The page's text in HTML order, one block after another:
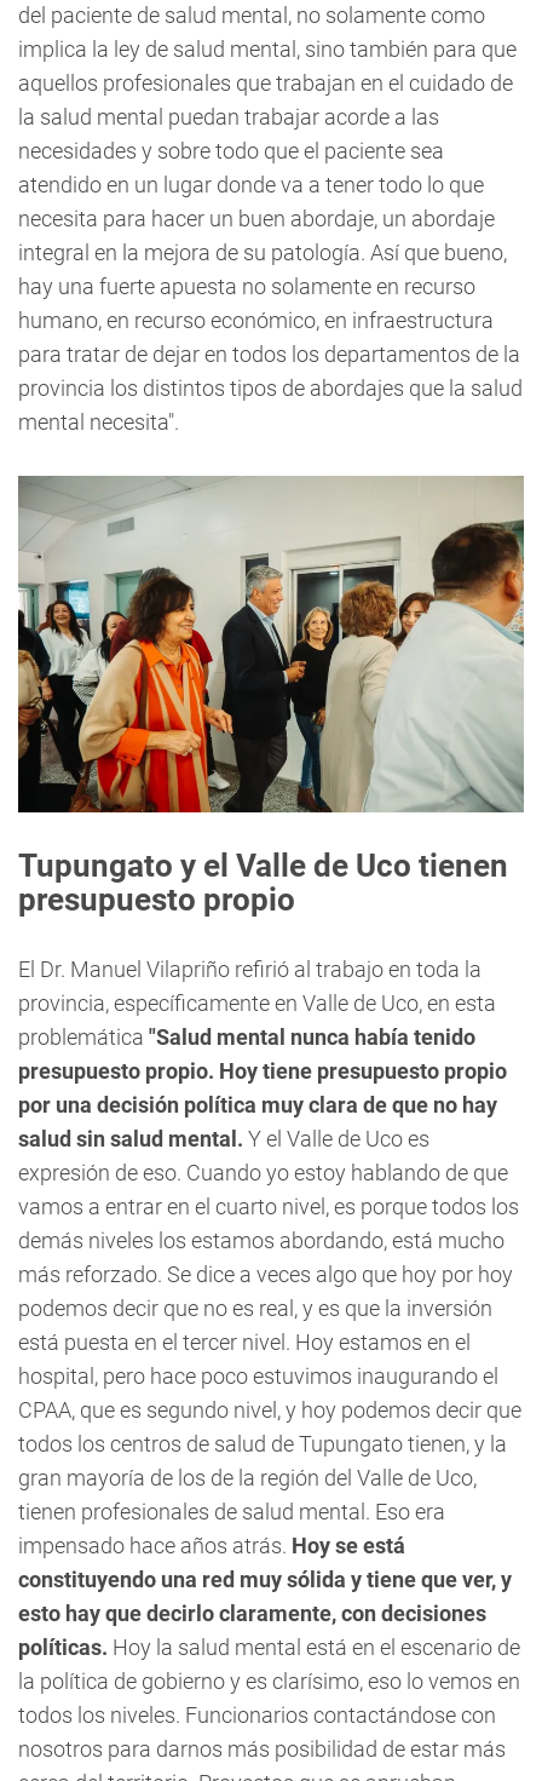
del paciente de salud mental, no solamente como
implica la ley de salud mental, sino también para que
aquellos profesionales que trabajan en el cuidado de
la salud mental puedan trabajar acorde a las
necesidades y sobre todo que el paciente sea
atendido en un lugar donde va a tener todo lo que
necesita para hacer un buen abordaje, un abordaje
integral en la mejora de su patología. Así que bueno,
hay una fuerte apuesta no solamente en recurso
humano, en recurso económico, en infraestructura
para tratar de dejar en todos los departamentos de la
provincia los distintos tipos de abordajes que la salud
mental necesita".
Tupungato y el Valle de Uco tienen
presupuesto propio
El Dr. Manuel Vilapriño refirió al trabajo en toda la
provincia, específicamente en Valle de Uco, en esta
problemática "Salud mental nunca había tenido
presupuesto propio. Hoy tiene presupuesto propio
por una decisión política muy clara de que no hay
salud sin salud mental. Y el Valle de Uco es
expresión de eso. Cuando yo estoy hablando de que
vamos a entrar en el cuarto nivel, es porque todos los
demás niveles los estamos abordando, está mucho
más reforzado. Se dice a veces algo que hoy por hoy
podemos decir que no es real, y es que la inversión
está puesta en el tercer nivel. Hoy estamos en el
hospital, pero hace poco estuvimos inaugurando el
CPAA, que es segundo nivel, y hoy podemos decir que
todos los centros de salud de Tupungato tienen, y la
gran mayoría de los de la región del Valle de Uco,
tienen profesionales de salud mental. Eso era
impensado hace años atrás. Hoy se está
constituyendo una red muy sólida y tiene que ver, y
esto hay que decirlo claramente, con decisiones
políticas. Hoy la salud mental está en el escenario de
la política de gobierno y es clarísimo, eso lo vemos en
todos los niveles. Funcionarios contactándose con
nosotros para darnos más posibilidad de estar más